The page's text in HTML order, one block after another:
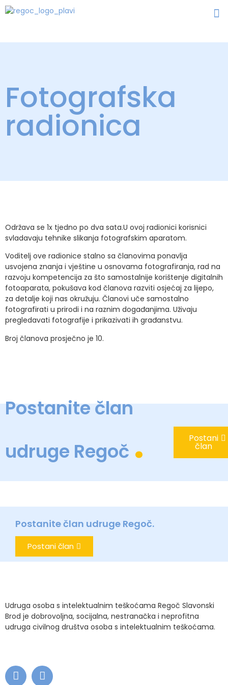
Fotografska
radionica
Održava se 1x tjedno po dva sata.U ovoj radionici korisnici
svladavaju tehnike slikanja fotografskim aparatom.
Voditelj ove radionice stalno sa članovima ponavlja
usvojena znanja i vještine u osnovama fotografiranja, rad na
razvoju kompetencija za što samostalnije korištenje digitalnih
fotoaparata, pokušava kod članova razviti osjećaj za lijepo,
za detalje koji nas okružuju. Članovi uče samostalno
fotografirati u prirodi i na raznim događanjima. Uživaju
pregledavati fotografije i prikazivati ih građanstvu.
Broj članova prosječno je 10.
Postanite član
udruge Regoč . Postani
član
Postanite član udruge Regoč.
Postani član
Udruga osoba s intelektualnim teškoćama Regoč Slavonski
Brod je dobrovoljna, socijalna, nestranačka i neprofitna
udruga civilnog društva osoba s intelektualnim teškoćama.